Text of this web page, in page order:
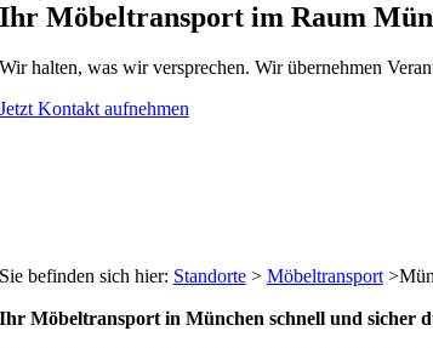
Möbeltransport im Raum
halten, was wir versprechen. Wir übernehmen
Kontakt aufnehmen
befinden sich hier: Standorte> Möbeltransport
Möbeltransport in München schnell und sicher